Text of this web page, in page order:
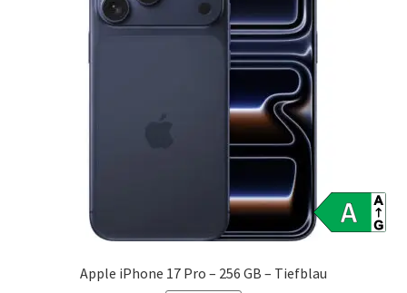
Apple iPhone 17 Pro – 256 GB – Tiefblau